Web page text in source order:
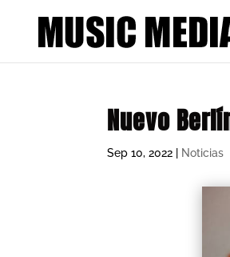
Nuevo
Sep 10, 2022 Noticias